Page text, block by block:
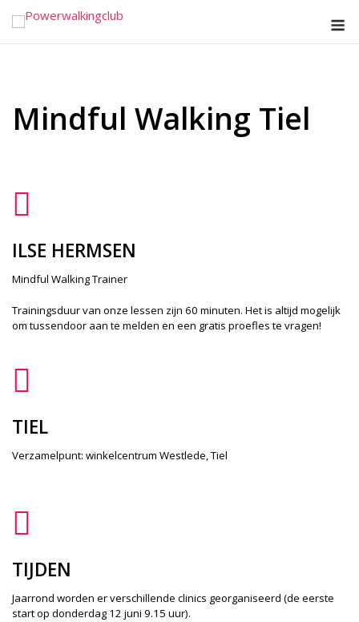
naar
de
Mindful Walking Tiel
ILSE HERMSEN
Mindful Walking Trainer
Trainingsduur van onze lessen zijn 60 minuten. Het is altijd mogelijk
om tussendoor aan te melden en een gratis proefles te vragen!
TIEL
Verzamelpunt: winkelcentrum Westlede, Tiel
TIJDEN
Jaarrond worden er verschillende clinics georganiseerd (de eerste
start op donderdag 12 juni 9.15 uur).